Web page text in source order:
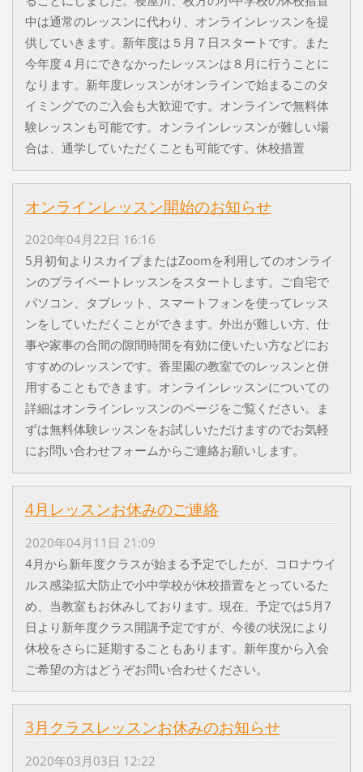
中は通常のレッスンに代わり、オンラインレッスンを提
供していきます。新年度は５月７日スタートです。また
今年度４月にできなかったレッスンは８月に行うことに
なります。新年度レッスンがオンラインで始まるこのタ
イミングでのご入会も大歓迎です。オンラインで無料体
験レッスンも可能です。オンラインレッスンが難しい場
合は、通学していただくことも可能です。休校措置
オンラインレッスン開始のお知らせ
2020年04月22日 16:16
5月初旬よりスカイプまたはZoomを利用してのオンライ
ンのプライベートレッスンをスタートします。ご自宅で
パソコン、タブレット、スマートフォンを使ってレッス
ンをしていただくことができます。外出が難しい方、仕
事や家事の合間の隙間時間を有効に使いたい方などにお
すすめのレッスンです。香里園の教室でのレッスンと併
用することもできます。オンラインレッスンについての
詳細はオンラインレッスンのページをご覧ください。ま
ずは無料体験レッスンをお試しいただけますのでお気軽
にお問い合わせフォームからご連絡お願いします。
4月レッスンお休みのご連絡
2020年04月11日 21:09
4月から新年度クラスが始まる予定でしたが、コロナウイ
ルス感染拡大防止で小中学校が休校措置をとっているた
め、当教室もお休みしております。現在、予定では5月7
日より新年度クラス開講予定ですが、今後の状況により
休校をさらに延期することもあります。新年度から入会
ご希望の方はどうぞお問い合わせください。
3月クラスレッスンお休みのお知らせ
2020年03月03日 12:22